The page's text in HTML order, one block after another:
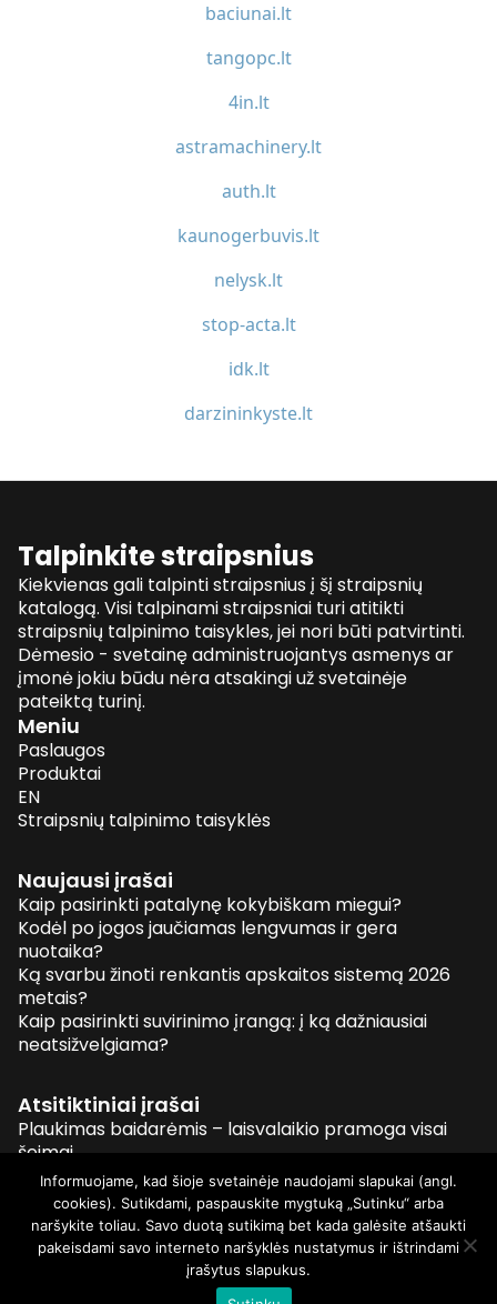
baciunai.lt
tangopc.lt
4in.lt
astramachinery.lt
auth.lt
kaunogerbuvis.lt
nelysk.lt
stop-acta.lt
idk.lt
darzininkyste.lt
Talpinkite straipsnius
Kiekvienas gali talpinti straipsnius į šį straipsnių
katalogą. Visi talpinami straipsniai turi atitikti
straipsnių talpinimo taisykles, jei nori būti patvirtinti.
Dėmesio - svetainę administruojantys asmenys ar
įmonė jokiu būdu nėra atsakingi už svetainėje
pateiktą turinį.
Meniu
Paslaugos
Produktai
EN
Straipsnių talpinimo taisyklės
Naujausi įrašai
Kaip pasirinkti patalynę kokybiškam miegui?
Kodėl po jogos jaučiamas lengvumas ir gera
nuotaika?
Ką svarbu žinoti renkantis apskaitos sistemą 2026
metais?
Kaip pasirinkti suvirinimo įrangą: į ką dažniausiai
neatsižvelgiama?
Atsitiktiniai įrašai
Plaukimas baidarėmis – laisvalaikio pramoga visai
šeimai
Prieškambario spinta — išsigelbėjimas kaupikams
Plaukimas baidarėmis
Kaip veikia automobilio generatorius
Informuojame, kad šioje svetainėje naudojami slapukai (angl.
cookies). Sutikdami, paspauskite mygtuką „Sutinku“ arba
naršykite toliau. Savo duotą sutikimą bet kada galėsite atšaukti
pakeisdami savo interneto naršyklės nustatymus ir ištrindami
įrašytus slapukus.